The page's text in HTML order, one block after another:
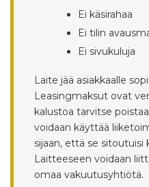
Ei käsirahaa
Ei tilin
Ei sivukuluja
Laite jää asiakkaalle
Leasingmaksut ovat
kalustoa tarvitse
voidaan käyttää
sijaan, että se sitoutuisi
Laitteeseen voidaan
omaa vakuutusyhtiötä.